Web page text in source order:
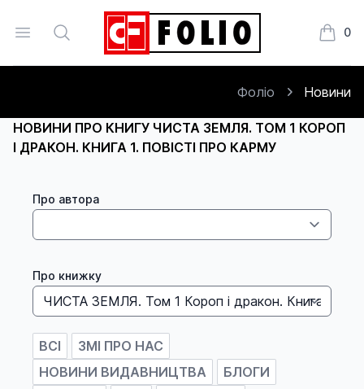
Open menu
Search 0
Фоліо Новини
НОВИНИ ПРО КНИГУ ЧИСТА ЗЕМЛЯ. ТОМ 1 КОРОП
І ДРАКОН. КНИГА 1. ПОВІСТІ ПРО КАРМУ
Про автора
Про книжку
ВСІ
ЗМІ ПРО НАС
НОВИНИ ВИДАВНИЦТВА
БЛОГИ